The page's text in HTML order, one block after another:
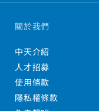
關於我們
中天介紹
人才招募
使用條款
隱私權條款